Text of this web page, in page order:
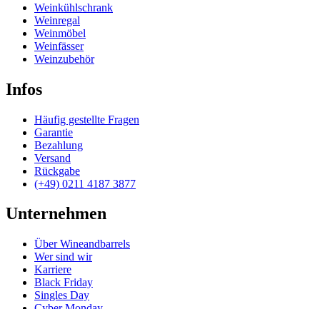
Weinkühlschrank
Weinregal
Weinmöbel
Weinfässer
Weinzubehör
Infos
Häufig gestellte Fragen
Garantie
Bezahlung
Versand
Rückgabe
(+49) 0211 4187 3877
Unternehmen
Über Wineandbarrels
Wer sind wir
Karriere
Black Friday
Singles Day